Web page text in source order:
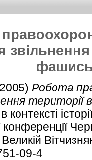
Робота
конференції
09-4